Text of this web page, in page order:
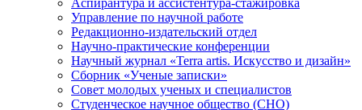
Аспирантура и ассистентура-стажировка
Управление по научной работе
Редакционно-издательский отдел
Научно-практические конференции
Научный журнал «Terra artis. Искусство и дизайн»
Сборник «Ученые записки»
Совет молодых ученых и специалистов
Студенческое научное общество (СНО)